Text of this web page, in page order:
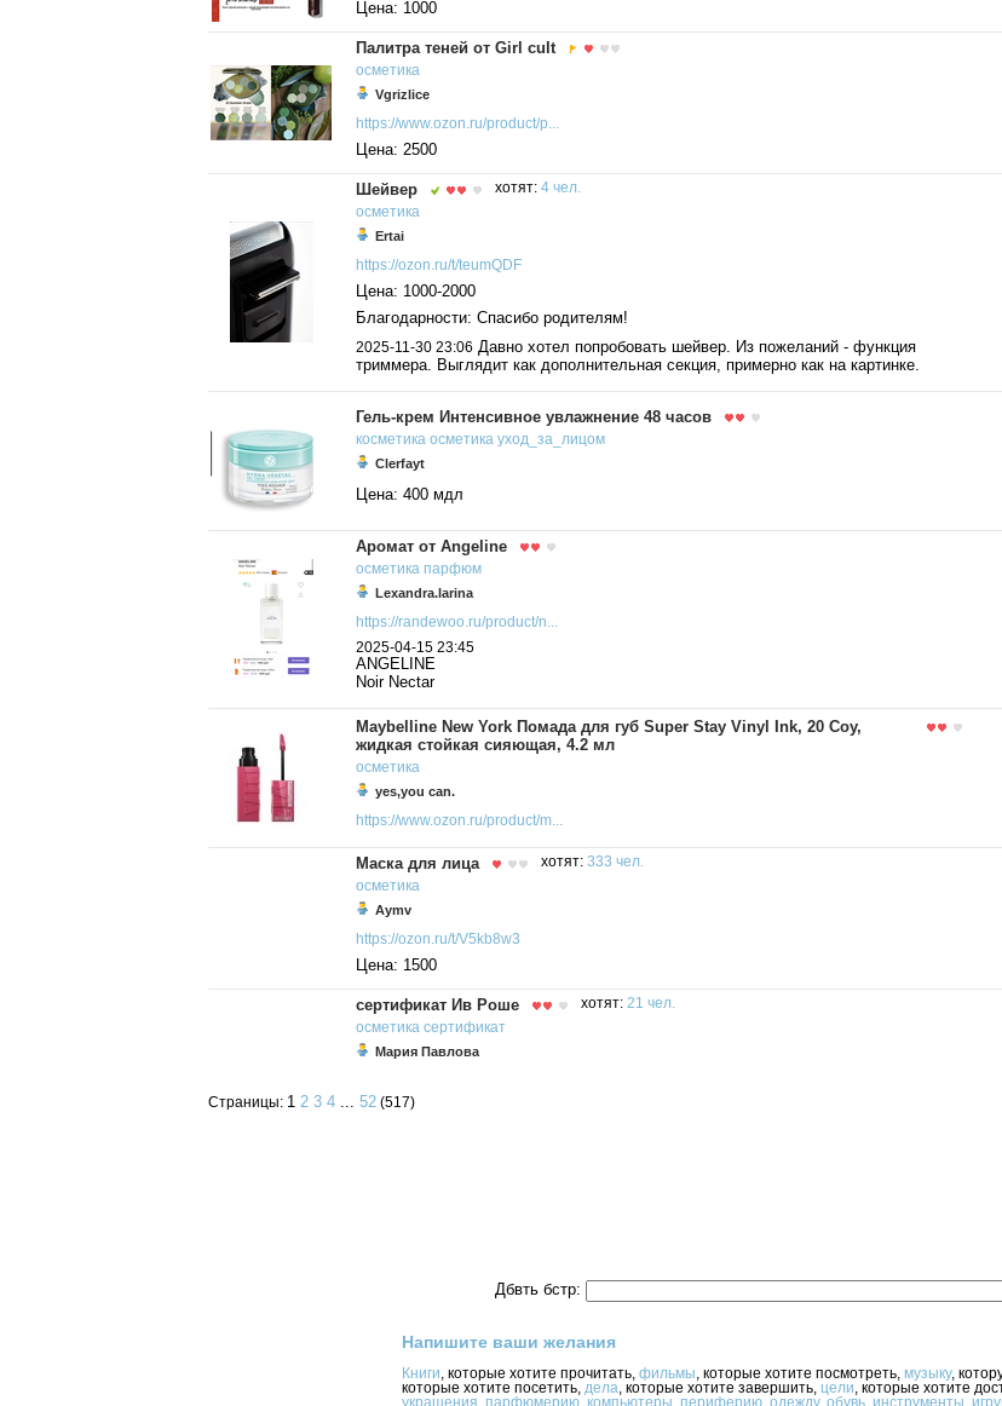
Цена: 1000
Палитра теней от Girl cult
осметика
Vgrizlice
https://www.ozon.ru/product/p...
Цена: 2500
Шейвер хотят: 4 чел.
осметика
Ertai
https://ozon.ru/t/teumQDF
Цена: 1000-2000
Благодарности: Спасибо родителям!
2025-11-30 23:06 Давно хотел попробовать шейвер. Из пожеланий - функция
триммера. Выглядит как дополнительная секция, примерно как на картинке.
Гель-крем Интенсивное увлажнение 48 часов
косметика осметика уход_за_лицом
Clerfayt
Цена: 400 мдл
Аромат от Angeline
осметика парфюм
Lexandra.larina
https://randewoo.ru/product/n...
2025-04-15 23:45
ANGELINE
Noir Nectar
Maybelline New York Помада для губ Super Stay Vinyl Ink, 20 Coy,
жидкая стойкая сияющая, 4.2 мл
осметика
yes,you can.
https://www.ozon.ru/product/m...
Маска для лица хотят: 333 чел.
осметика
Aymv
https://ozon.ru/t/V5kb8w3
Цена: 1500
сертификат Ив Роше хотят: 21 чел.
осметика сертификат
Мария Павлова
Страницы: 1 2 3 4 ... 52 (517)
Дбвть бстр:
Напишите ваши желания
Книги , которые хотите прочитать, фильмы , которые хотите посмотреть, музыку,
которые хотите посетить, дела , которые хотите завершить, цели , которые хотите
украшения парфюмерию компьютеры периферию одежду, обувь инструменты